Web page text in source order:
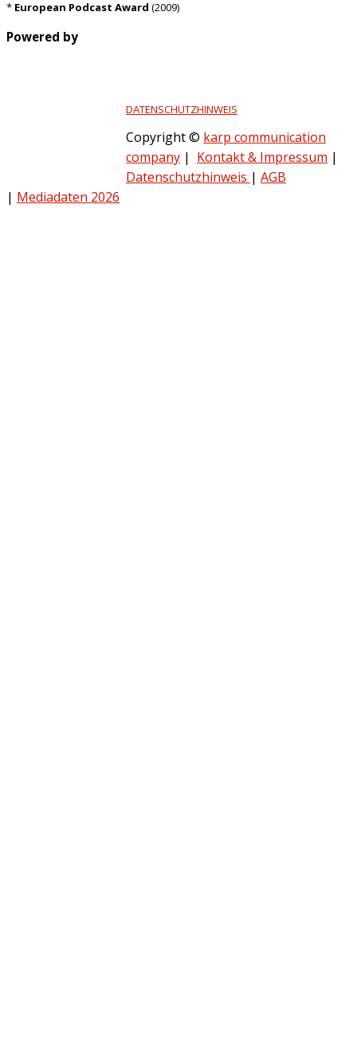
* European Podcast Award (2009)
Powered by
DATENSCHUTZHINWEIS
Copyright © karp communication
company | Kontakt & Impressum |
Datenschutzhinweis | AGB
| Mediadaten 2026